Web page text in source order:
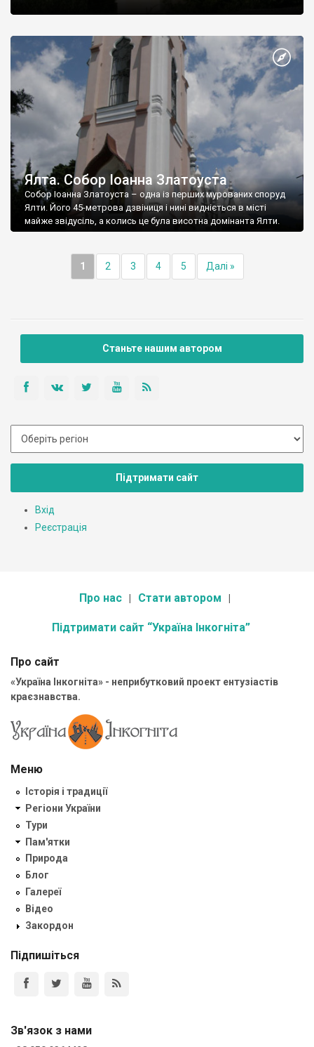
Ялта. Собор Іоанна Златоуста
Собор Іоанна Златоуста – одна із перших мурованих споруд
Ялти. Його 45-метрова дзвіниця і нині видніється в місті
майже звідусіль, а колись це була висотна домінанта Ялти.
1 2 3 4 5 Далі »
Станьте нашим автором
Підтримати сайт
Вхід
Реєстрація
Про нас Стати автором
Підтримати сайт “Україна Інкогніта”
Про сайт
«Україна Інкогніта» - неприбутковий проект ентузіастів
краєзнавства.
Меню
Історія і традиції
Регіони України
Тури
Пам'ятки
Природа
Блог
Галереї
Відео
Закордон
Підпишіться
Зв'язок з нами